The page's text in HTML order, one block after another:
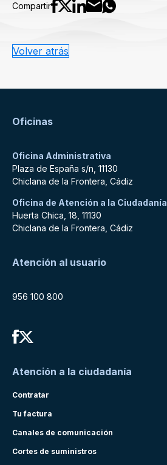
Compartir
Volver atrás
Oficinas
Oficina Administrativa
Plaza de España s/n, 11130
Chiclana de la Frontera, Cádiz
Oficina de Atención a la Ciudadanía
Huerta Chica, 18, 11130
Chiclana de la Frontera, Cádiz
Atención al usuario
956 100 800
Atención a la ciudadanía
Contratar
Tu factura
Canales de comunicación
Cortes de suministros